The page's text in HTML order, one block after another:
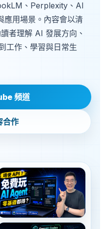
、Perplexity、AI
用場景。內容會以清
者理解 AI 發展方向、
工作、學習與日常生
頻道
合作